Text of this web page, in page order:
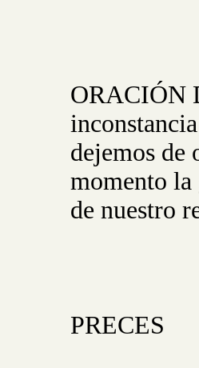
ORACIÓN
dejemos de
momento la
de nuestro
PRECES